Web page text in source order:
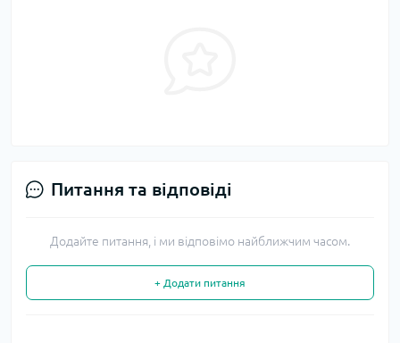
Питання та відповіді
Додайте питання, і ми відповімо найближчим часом.
+ Додати питання